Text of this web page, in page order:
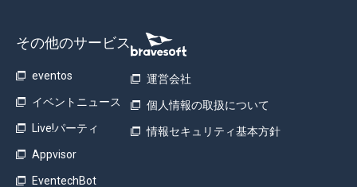
その他のサービス
eventos
イベントニュース
Live!パーティ
Appvisor
EventechBot
運営会社
個人情報の取扱について
情報セキュリティ基本方針